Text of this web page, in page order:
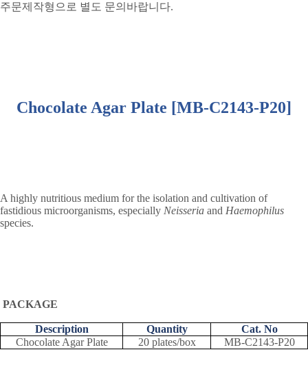
주문제작형으로 별도 문의바랍니다.
Chocolate Agar Plate [MB-C2143-P20]
A highly nutritious medium for the isolation and cultivation of
fastidious microorganisms, especially Neisseria and Haemophilus
species.
PACKAGE
Description Quantity
Cat. No
Chocolate Agar Plate
20 plates/box MB-C2143-P20